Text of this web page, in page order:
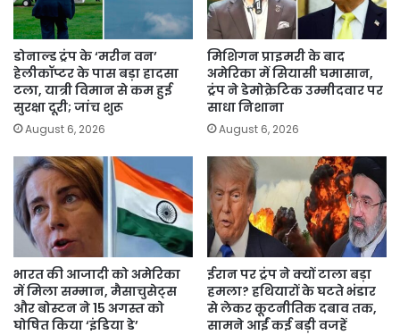
डोनाल्ड ट्रंप के ‘मरीन वन’
हेलीकॉप्टर के पास बड़ा हादसा
टला, यात्री विमान से कम हुई
सुरक्षा दूरी; जांच शुरू
August 6, 2026
मिशिगन प्राइमरी के बाद
अमेरिका में सियासी घमासान,
ट्रंप ने डेमोक्रेटिक उम्मीदवार पर
साधा निशाना
August 6, 2026
भारत की आजादी को अमेरिका
में मिला सम्मान, मैसाचुसेट्स
और बोस्टन ने 15 अगस्त को
घोषित किया ‘इंडिया डे’
ईरान पर ट्रंप ने क्यों टाला बड़ा
हमला? हथियारों के घटते भंडार
से लेकर कूटनीतिक दबाव तक,
सामने आईं कई बड़ी वजहें